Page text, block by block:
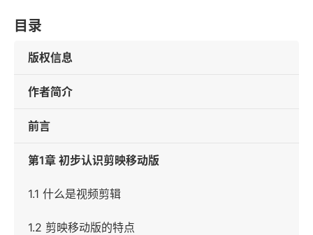
目录
版权信息
作者简介
前言
第1章 初步认识剪映移动版
1.1 什么是视频剪辑
1.2 剪映移动版的特点